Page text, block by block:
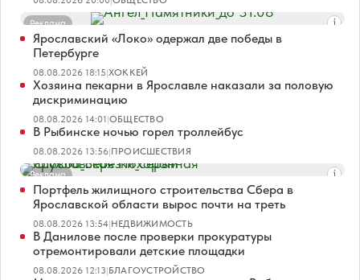
Реклама
Ярославский «Локо» одержал две победы в
Петербурге
08.08.2026 18:15|ХОККЕЙ
Хозяина пекарни в Ярославле наказали за половую
дискриминацию
08.08.2026 14:01|ОБЩЕСТВО
В Рыбинске ночью горел троллейбус
08.08.2026 13:56|ПРОИСШЕСТВИЯ
Реклама
Портфель жилищного строительства Сбера в
Ярославской области вырос почти на треть
08.08.2026 13:54|НЕДВИЖИМОСТЬ
В Данилове после проверки прокуратуры
отремонтировали детские площадки
08.08.2026 12:13|БЛАГОУСТРОЙСТВО